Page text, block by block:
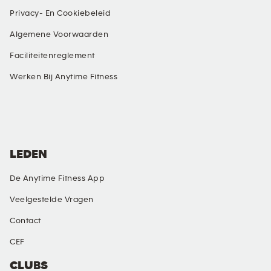
Privacy- En Cookiebeleid
Algemene Voorwaarden
Faciliteitenreglement
Werken Bij Anytime Fitness
CLUBS
LEDEN
De Anytime Fitness App
Veelgestelde Vragen
Contact
CEF